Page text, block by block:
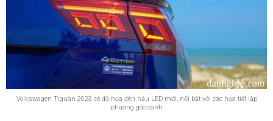
Volkswagen Tiguan 2023 có đồ họa đèn hậu LED mới, nổi bật với các họa tiết lập
phương góc cạnh